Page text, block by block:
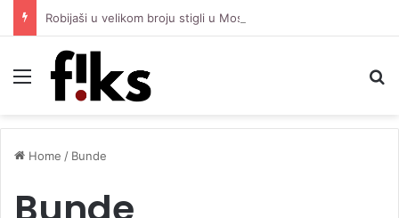
Menu
Home / Bunde